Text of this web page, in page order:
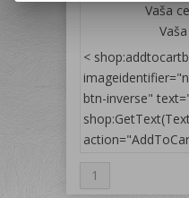
Vaša
<
btn-inverse"
1